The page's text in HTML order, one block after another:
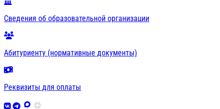
Сведения об образовательной организации
Абитуриенту (нормативные документы)
Реквизиты для оплаты